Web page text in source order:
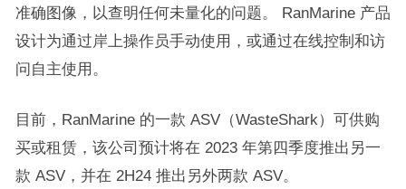
准确图像，以查明任何未量化的问题。 RanMarine 产品
设计为通过岸上操作员手动使用，或通过在线控制和访
问自主使用。
目前，RanMarine 的一款 ASV（WasteShark）可供购
买或租赁，该公司预计将在 2023 年第四季度推出另一
款 ASV，并在 2H24 推出另外两款 ASV。